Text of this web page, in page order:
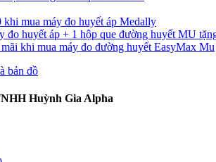
khi mua máy đo huyết áp Medally
đo huyết áp + 1 hộp que đường huyết MU
khi mua máy đo đường huyết EasyMax Mu
bản đồ
Huỳnh Gia Alpha